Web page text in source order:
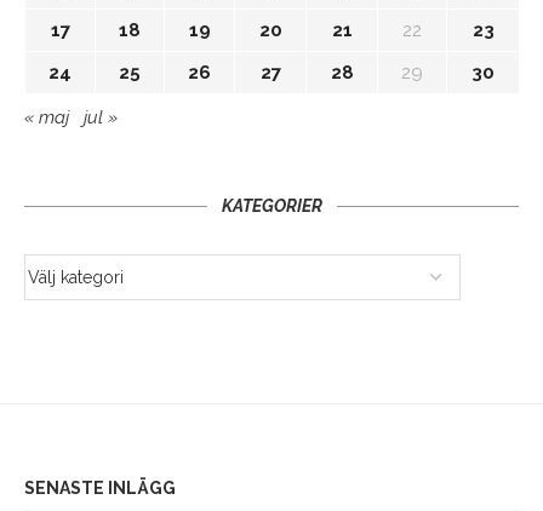
17
18 19 20 21 22
23
24
25 26 27 28 29 30
« maj jul »
KATEGORIER
SENASTE INLÄGG